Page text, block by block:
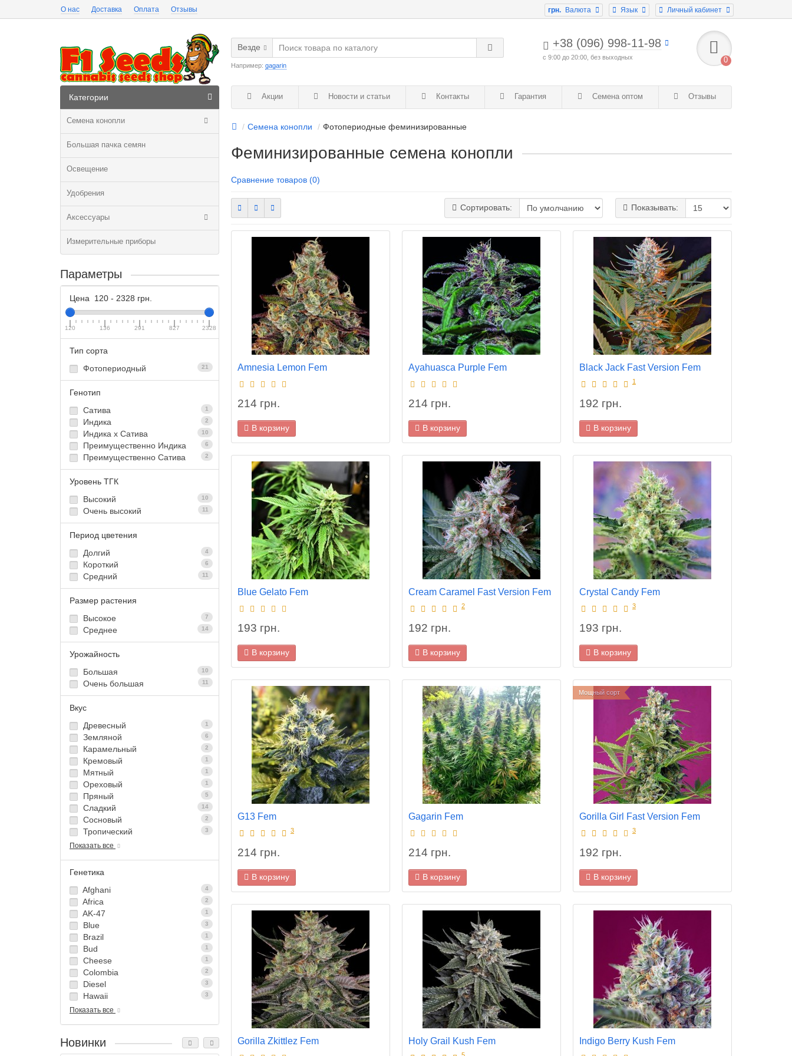
Личный кабинет
Язык
грн. Валюта
О нас Доставка Оплата Отзывы
+38 (096) 998-11-98
с 9:00 до 20:00, без выходных 0
Везде
Например: gagarin
Акции Новости и статьи Контакты Гарантия Семена оптом Отзывы
Категории
Семена конопли
Большая пачка семян
Освещение
Удобрения
Аксессуары
Измерительные приборы
Семена конопли Фотопериодные феминизированные
Параметры
Цена 120 - 2328 грн.
120 136 291 827 2328
Тип сорта
Фотопериодный
21
Генотип
Cатива
1
Индика 2
Индика х Сатива 10
Преимущественно Индика 6
Преимущественно Сатива 2
Уровень ТГК
Высокий
10
Очень высокий 11
Период цветения
Долгий
4
Короткий 6
Средний 11
Размер растения
Высокое
7
Среднее 14
Урожайность
Большая
10
Очень большая 11
Вкус
Древесный
1
Земляной 6
Карамельный 2
Кремовый 1
Мятный 1
Ореховый 1
Пряный 5
Сладкий 14
Сосновый 2
Тропический 3
Показать все
Генетика
Afghani
4
Africa 2
AK-47 1
Blue 3
Brazil 1
Bud 1
Cheese 1
Colombia 2
Diesel 3
Hawaii 3
Показать все
Новинки
Феминизированные семена конопли
Сравнение товаров (0)
Сортировать: Показывать:
Amnesia Lemon Fem
214 грн.
В корзину
Ayahuasca Purple Fem
214 грн.
В корзину
Black Jack Fast Version Fem
1
192 грн.
В корзину
Blue Gelato Fem
193 грн.
В корзину
Cream Caramel Fast Version Fem
2
192 грн.
В корзину
Crystal Candy Fem
3
193 грн.
В корзину
G13 Fem
3
214 грн.
В корзину
Gagarin Fem
214 грн.
В корзину
Мощный сорт
Gorilla Girl Fast Version Fem
3
192 грн.
В корзину
Gorilla Zkittlez Fem Holy Grail Kush Fem Indigo Berry Kush Fem